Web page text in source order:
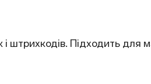
і штрихкодів. Підходить